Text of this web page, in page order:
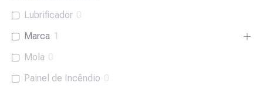
Lubrificador 0
Marca 1
Mola 0
Painel de Incêndio 0